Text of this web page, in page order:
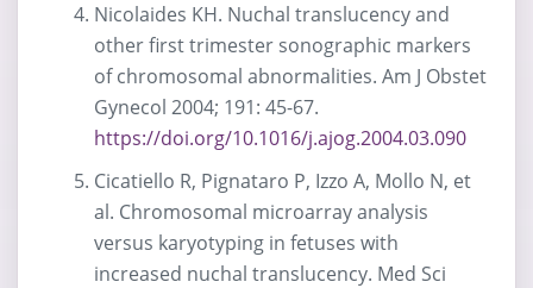
Nicolaides KH. Nuchal translucency and
other first trimester sonographic markers
of chromosomal abnormalities. Am J Obstet
Gynecol 2004; 191: 45-67.
https://doi.org/10.1016/j.ajog.2004.03.090
Cicatiello R, Pignataro P, Izzo A, Mollo N, et
al. Chromosomal microarray analysis
versus karyotyping in fetuses with
increased nuchal translucency. Med Sci